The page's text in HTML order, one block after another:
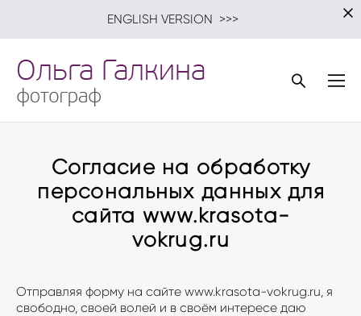
ENGLISH VERSION >>>
Согласие на обработку
персональных данных для
сайта www.krasota-
vokrug.ru
Отправляя форму на сайте www.krasota-vokrug.ru, я
свободно, своей волей и в своём интересе даю